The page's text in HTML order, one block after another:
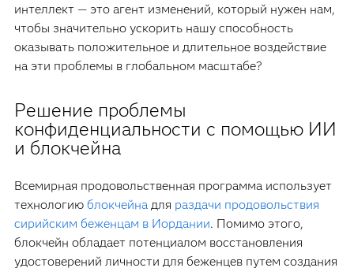
интеллект — это агент изменений, который нужен нам,
чтобы значительно ускорить нашу способность
оказывать положительное и длительное воздействие
на эти проблемы в глобальном масштабе?
Решение проблемы
конфиденциальности с помощью ИИ
и блокчейна
Всемирная продовольственная программа использует
технологию блокчейнадля раздачи продовольствия
сирийским беженцам в Иордании. Помимо этого,
блокчейн обладает потенциалом восстановления
удостоверений личности для беженцев путем создания